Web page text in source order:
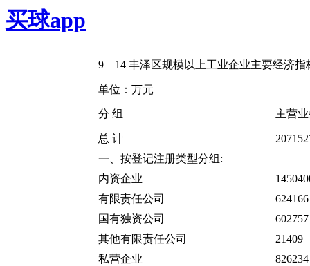
买球app
9—14 丰泽区规模以上工业企业主要经济指
单位：万元
分 组 主营
总 计
一、按登记注册类型分组:
内资企业
有限责任公司
624166
国有独资公司
602757
其他有限责任公司
21409
私营企业
826234